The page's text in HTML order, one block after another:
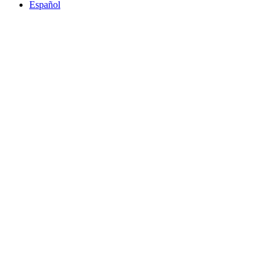
Español